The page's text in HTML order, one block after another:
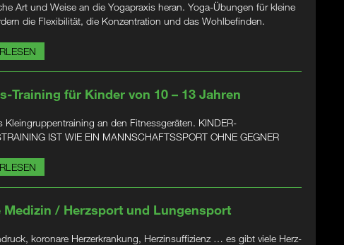
Art und Weise an die Yogapraxis heran. Yoga-Übungen für kleine
die Flexibilität, die Konzentration und das Wohlbefinden.
Training für Kinder von 10 – 13 Jahren
Kleingruppentraining an den Fitnessgeräten. KINDER-
IST WIE EIN MANNSCHAFTSSPORT OHNE GEGNER
Medizin / Herzsport und Lungensport
koronare Herzerkrankung, Herzinsuffizienz … es gibt viele Herz-